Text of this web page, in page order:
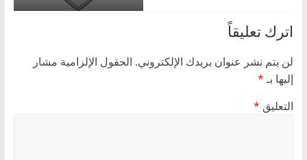
اترك تعليقاً
لن يتم نشر عنوان بريدك الإلكتروني. الحقول الإلزامية مشار
إليها بـ*
التعليق *